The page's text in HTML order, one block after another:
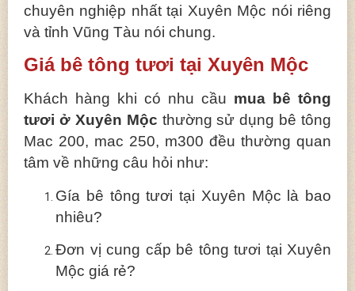
chuyên nghiệp nhất tại Xuyên Mộc nói riêng
và tỉnh Vũng Tàu nói chung.
Giá bê tông tươi tại Xuyên Mộc
Khách hàng khi có nhu cầu mua bê tông
tươi ở Xuyên Mộc thường sử dụng bê tông
Mac 200, mac 250, m300 đều thường quan
tâm về những câu hỏi như:
Gía bê tông tươi tại Xuyên Mộc là bao
nhiêu?
Đơn vị cung cấp bê tông tươi tại Xuyên
Mộc giá rẻ?